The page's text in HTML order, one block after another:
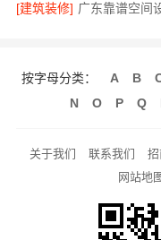
[建筑装修]
按字母分类： A B
N
O P Q
关于我们 联系我们
网站地